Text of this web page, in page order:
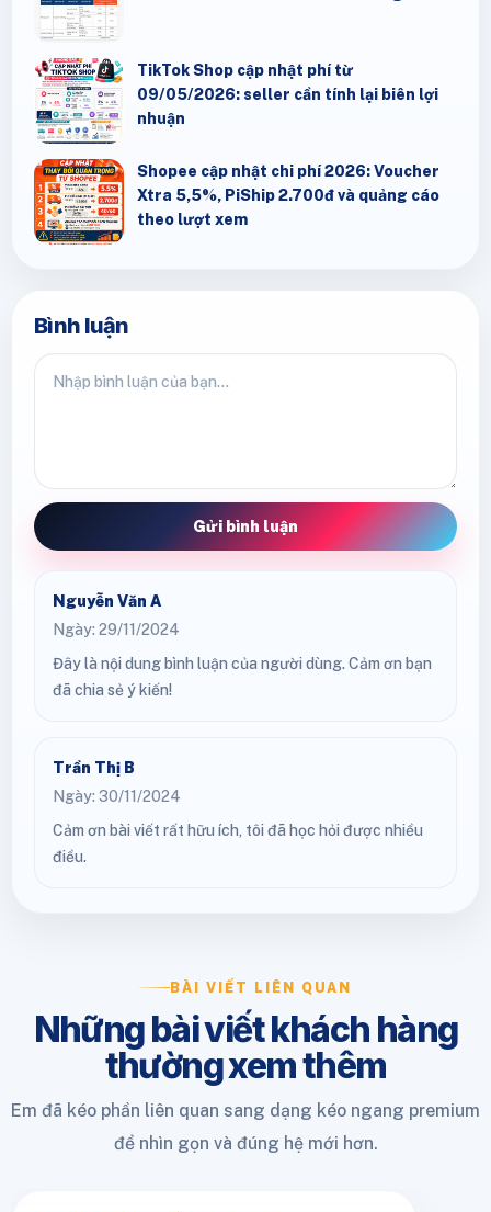
TikTok Shop cập nhật phí từ
09/05/2026: seller cần tính lại biên lợi
nhuận
Shopee cập nhật chi phí 2026: Voucher
Xtra 5,5%, PiShip 2.700đ và quảng cáo
theo lượt xem
Bình luận
Gửi bình luận
Nguyễn Văn A
Ngày: 29/11/2024
Đây là nội dung bình luận của người dùng. Cảm ơn bạn
đã chia sẻ ý kiến!
Trần Thị B
Ngày: 30/11/2024
Cảm ơn bài viết rất hữu ích, tôi đã học hỏi được nhiều
điều.
BÀI VIẾT LIÊN QUAN
Những bài viết khách hàng
thường xem thêm
Em đã kéo phần liên quan sang dạng kéo ngang premium
để nhìn gọn và đúng hệ mới hơn.